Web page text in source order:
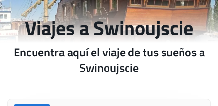
Viajes a Swinoujscie
Encuentra aquí el viaje de tus sueños a
Swinoujscie